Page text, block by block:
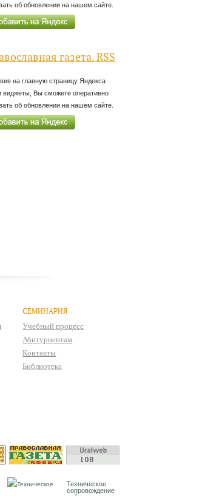
об обновлении на нашем сайте.
газета. RSS
на главную страницу Яндекса
виджеты, Вы сможете оперативно
об обновлении на нашем сайте.
СЕМИНАРИЯ
Учебный процесс
Абитуриентам
Контакты
Библиотека
Техническое
сопровождение